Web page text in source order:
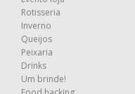
Rotisseria
Inverno
Queijos
Peixaria
Drinks
Um brinde!